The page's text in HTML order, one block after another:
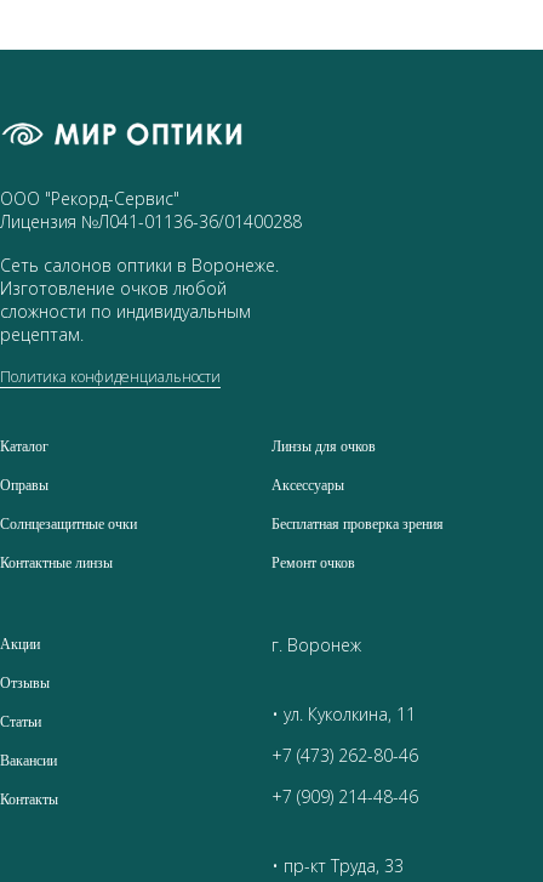
ООО "Рекорд-Сервис"
Лицензия №Л041-01136-36/01400288
Сеть салонов оптики в Воронеже.
Изготовление очков любой
сложности по индивидуальным
рецептам.
Политика конфиденциальности
Каталог
Оправы
Солнцезащитные очки
Контактные линзы
Линзы для очков
Аксессуары
Бесплатная проверка зрения
Ремонт очков
Акции
Отзывы
Статьи
Вакансии
Контакты
г. Воронеж
• ул. Куколкина, 11
+7 (473) 262-80-46
+7 (909) 214-48-46
• пр-кт Труда, 33